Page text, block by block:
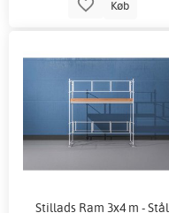
Køb
Stillads Ram 3x4 m - Stål